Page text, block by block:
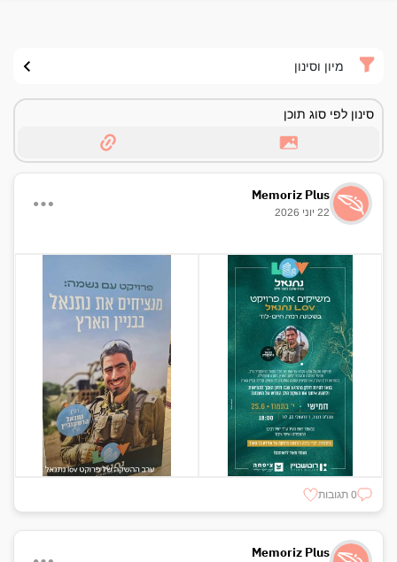
מיון וסינון
סינון לפי סוג תוכן
Memoriz Plus
22 יוני 2026
0 תגובות
Memoriz Plus